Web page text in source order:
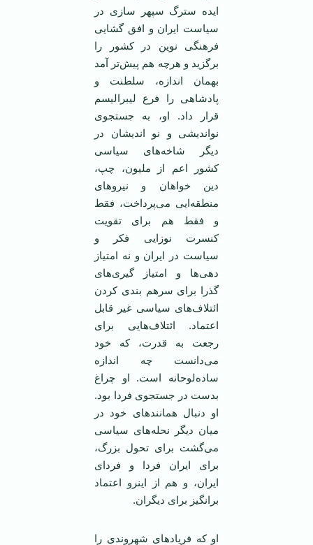
ایده سترگ سپهر سازی در
سیاست ایران و افق گشایی
فرهنگی نوین در کشور را
برگزید و هرچه هم پیش‌تر آمد
بهمان اندازه، سلطنت و
پادشاهی را فرع لیبرالیسم
قرار داد. او، به جستجوی
نواندیشی و نو اندیشان در
دیگر شاخه‌های سیاسی
کشور اعم از ملیون، چپ،
دین خواهان و نیروهای
منطقه‌ایی می‌پرداخت، فقط
و فقط هم برای تقویت
کنسرت نوزایی فکر و
سیاست در ایران و نه امتیاز
دهی‌ها و امتیاز گیری‌های
گذرا برای سرهم بندی کردن
ائتلاف‌های سیاسی غیر قابل
اعتماد. ائتلاف‌هایی برای
رجعت به قدرت، که خود
می‌دانست چه اندازه
ساده‌لوحانه است. او چراغ
بدست در جستجوی فردا بود.
او دنبال همانند‌های خود در
میان دیگر نحله‌های سیاسی
می‌گشت برای تحول بزرگ،
برای ایران فردا و فردای
ایران، و هم از اینرو اعتماد
برانگیز برای دیگران.
او که فریادهای شهروندی را